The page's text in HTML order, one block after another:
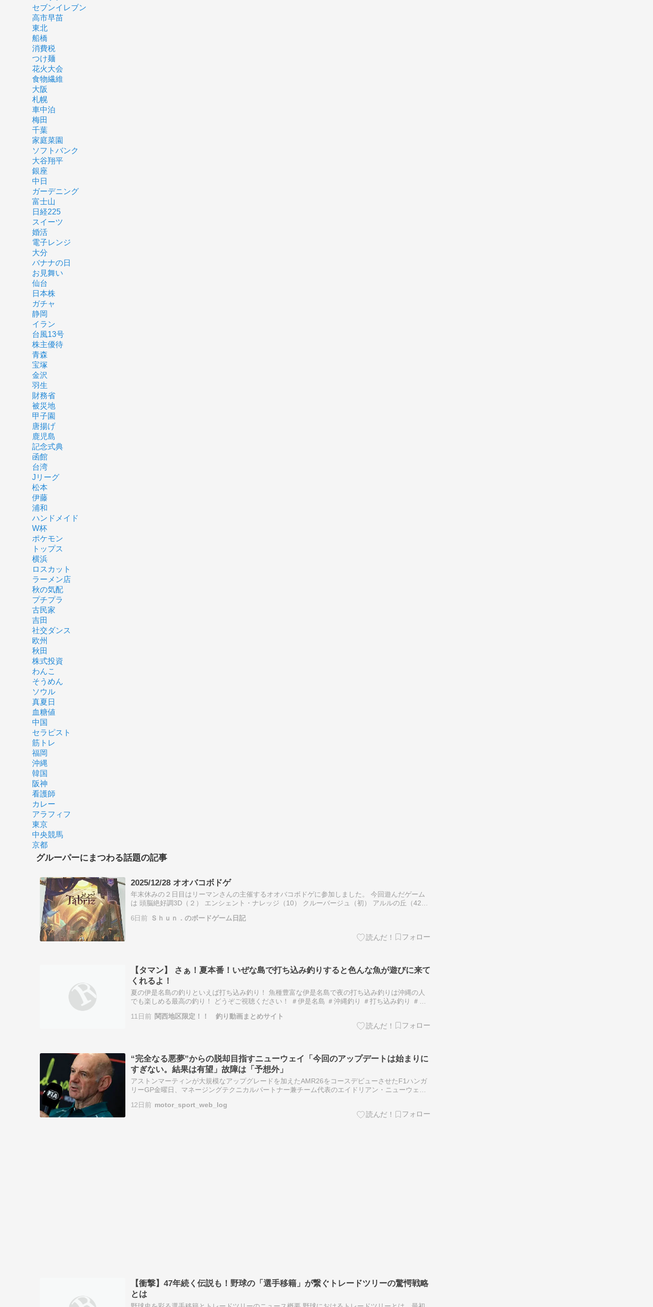
セブンイレブン
高市早苗
東北
船橋
消費税
つけ麺
花火大会
食物繊維
大阪
札幌
車中泊
梅田
千葉
家庭菜園
ソフトバンク
大谷翔平
銀座
中日
ガーデニング
富士山
日経225
スイーツ
婚活
電子レンジ
大分
バナナの日
お見舞い
仙台
日本株
ガチャ
静岡
イラン
台風13号
株主優待
青森
宝塚
金沢
羽生
財務省
被災地
甲子園
唐揚げ
鹿児島
記念式典
函館
台湾
Jリーグ
松本
伊藤
浦和
ハンドメイド
W杯
ポケモン
トップス
横浜
ロスカット
ラーメン店
秋の気配
プチプラ
古民家
吉田
社交ダンス
欧州
秋田
株式投資
わんこ
そうめん
ソウル
真夏日
血糖値
中国
セラピスト
筋トレ
福岡
沖縄
韓国
阪神
看護師
カレー
アラフィフ
東京
中央競馬
京都
グルーパーにまつわる話題の記事
2025/12/28 オオバコボドゲ
年末休みの２日目はリーマンさんの主催するオオバコボドゲに参加しました。 今回遊んだゲーム
は 頭脳絶好調3D（２） エンシェント・ナレッジ（10） クルーバージュ（初） アルルの丘（42）
6日前 Ｓｈｕｎ．のボードゲーム日記
【タマン】 さぁ！夏本番！いぜな島で打ち込み釣りすると色んな魚が遊びに来て
くれるよ！
夏の伊是名島の釣りといえば打ち込み釣り！ 魚種豊富な伊是名島で夜の打ち込み釣りは沖縄の人
でも楽しめる最高の釣り！ どうぞご視聴ください！ ＃伊是名島 ＃沖縄釣り ＃打ち込み釣り ＃タ
11日前 関西地区限定！！ 釣り動画まとめサイト
“完全なる悪夢”からの脱却目指すニューウェイ「今回のアップデートは始まりに
すぎない。結果は有望」故障は「予想外」
アストンマーティンが大規模なアップグレードを加えたAMR26をコースデビューさせたF1ハンガ
リーGP金曜日、マネージングテクニカルパートナー兼チーム代表のエイドリアン・ニューウェイ
ネン…
12日前 motor_sport_web_log
【衝撃】47年続く伝説も！野球の「選手移籍」が繋ぐトレードツリーの驚愕戦略
とは